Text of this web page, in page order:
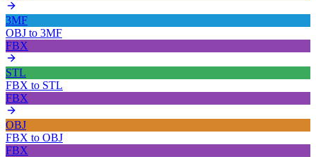
3MF
OBJ to 3MF
FBX
STL
FBX to STL
FBX
OBJ
FBX to OBJ
FBX